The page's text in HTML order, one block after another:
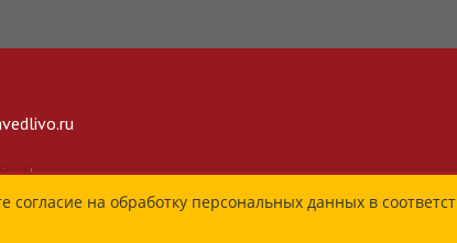
на обработку персональных данных в